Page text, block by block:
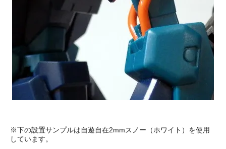
※下の設置サンプルは自遊自在2mmスノー（ホワイト）を使用
しています。